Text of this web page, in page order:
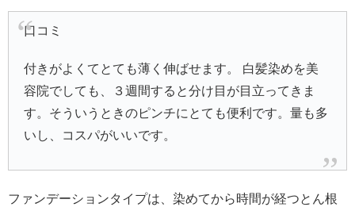
口コミ
付きがよくてとても薄く伸ばせます。 白髪染めを美
容院でしても、３週間すると分け目が目立ってきま
す。そういうときのピンチにとても便利です。量も多
いし、コスパがいいです。
ファンデーションタイプは、染めてから時間が経つとん根